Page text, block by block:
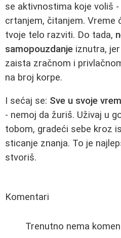
se aktivnostima koje voliš
crtanjem, čitanjem. Vreme
tvoje telo razviti. Do tada,
samopouzdanje iznutra,
zaista zračnom i
na broj korpe.
I sećaj se: Sve u svoje
- nemoj da žuriš. Uživaj u
tobom, gradeći sebe kroz
sticanje znanja. To je
stvoriš.
Komentari
Trenutno nema